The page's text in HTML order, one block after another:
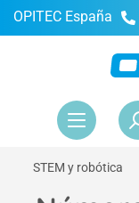
principal
OPITEC España
STEM y robótica